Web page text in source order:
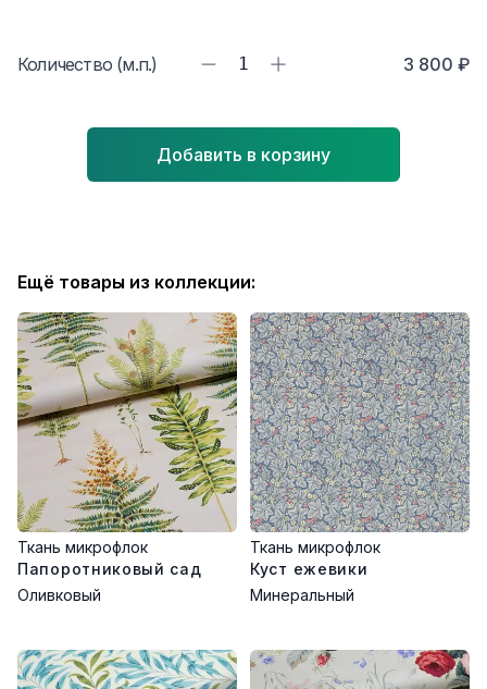
Количество (м.п.) 1 3 800 ₽
Добавить в корзину
Ещё товары из коллекции:
Ткань микрофлок
Папоротниковый сад
Оливковый
Ткань микрофлок
Куст ежевики
Минеральный